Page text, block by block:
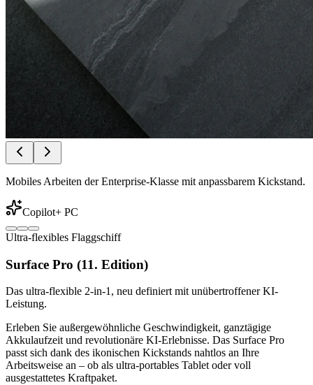
Mobiles Arbeiten der Enterprise-Klasse mit anpassbarem Kickstand.
Copilot+ PC
Ultra-flexibles Flaggschiff
Surface Pro (11. Edition)
Das ultra-flexible 2-in-1, neu definiert mit unübertroffener KI-
Leistung.
Erleben Sie außergewöhnliche Geschwindigkeit, ganztägige
Akkulaufzeit und revolutionäre KI-Erlebnisse. Das Surface Pro
passt sich dank des ikonischen Kickstands nahtlos an Ihre
Arbeitsweise an – ob als ultra-portables Tablet oder voll
ausgestattetes Kraftpaket.